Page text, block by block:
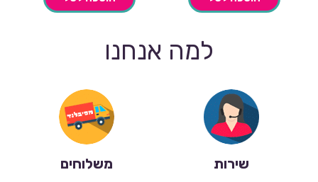
למה אנחנו
שירות משלוחים